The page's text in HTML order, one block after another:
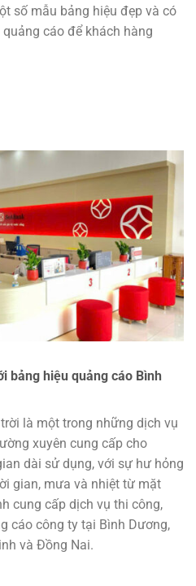
số mẫu bảng hiệu đẹp và có
cáo để khách hàng
bảng hiệu quảng cáo Bình
là một trong những dịch vụ
xuyên cung cấp cho
dài sử dụng, với sự hư hỏng
gian, mưa và nhiệt từ mặt
cung cấp dịch vụ thi công,
cáo công ty tại Bình Dương,
và Đồng Nai.